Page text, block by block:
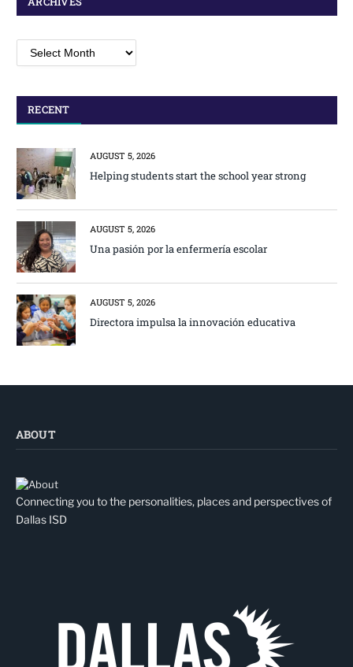
RECENT
AUGUST 5, 2026
Helping students start the school year strong
AUGUST 5, 2026
Una pasión por la enfermería escolar
AUGUST 5, 2026
Directora impulsa la innovación educativa
ABOUT
Connecting you to the personalities, places and perspectives of
Dallas ISD